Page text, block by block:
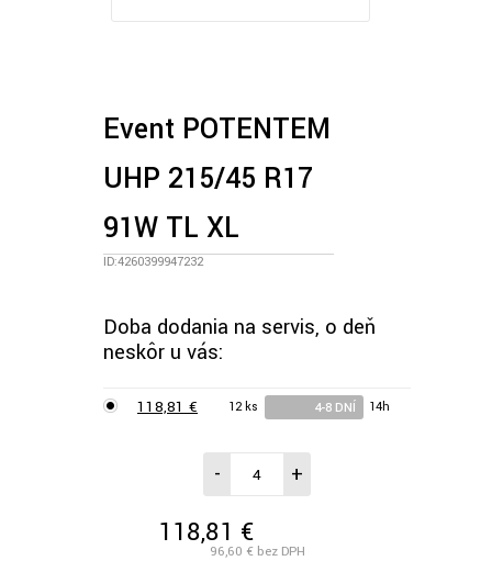
Event POTENTEM
UHP 215/45 R17
91W TL XL
ID:4260399947232
Doba dodania na servis, o deň
neskôr u vás:
118,81 € 12 ks 4-8 DNÍ 14h
- +
118,81 €/ks vr. DPH
96,60 € bez DPH